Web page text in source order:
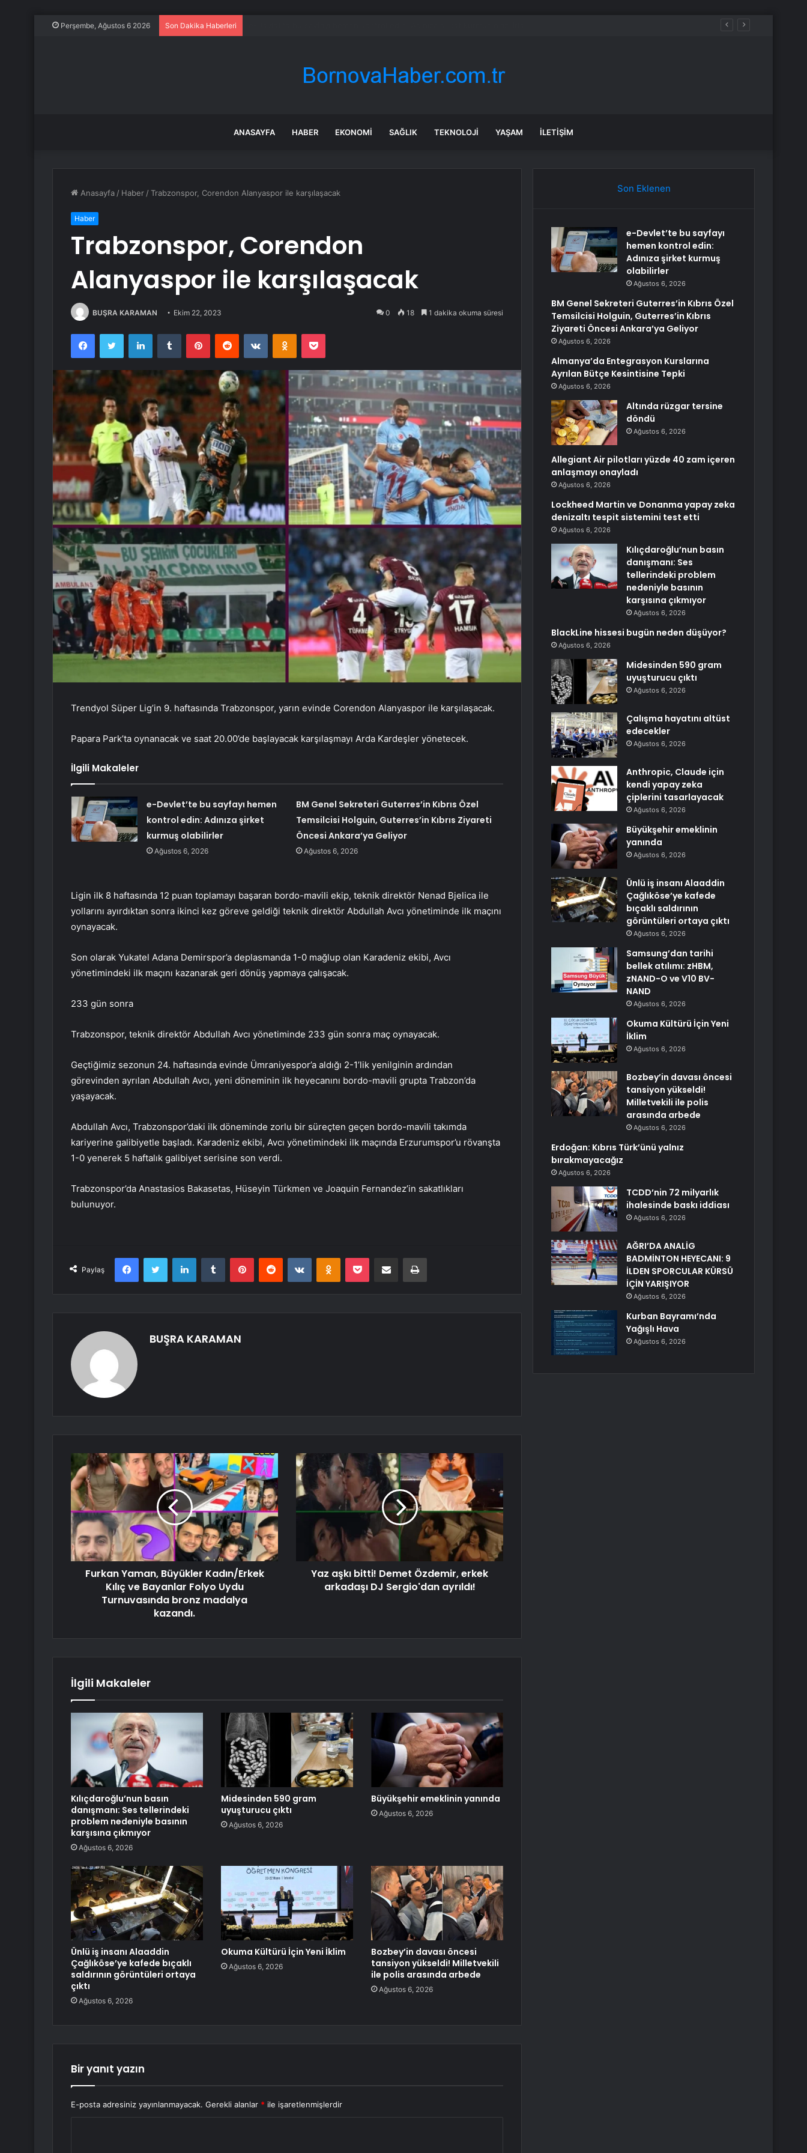
Perşembe, Ağustos 6 2026 Son Dakika Haberleri
ANASAYFA HABER EKONOMI SAĞLIK TEKNOLOJI YAŞAM İLETIŞIM
Anasayfa / Haber /Trabzonspor, Corendon Alanyaspor ile karşılaşacak
Haber
Trabzonspor, Corendon
Alanyaspor ile karşılaşacak
BUŞRA KARAMAN Ekim 22, 2023 0 18 1 dakika okuma süresi
FacebookTwitter LinkedInTumblr PinterestReddit VKontakteOdnoklassniki
Pocket
Trendyol Süper Lig’in 9. haftasında Trabzonspor, yarın evinde Corendon Alanyaspor ile karşılaşacak.
Papara Park’ta oynanacak ve saat 20.00’de başlayacak karşılaşmayı Arda Kardeşler yönetecek.
İlgili Makaleler
e-Devlet’te bu sayfayı hemen
kontrol edin: Adınıza şirket
kurmuş olabilirler
Ağustos 6, 2026
BM Genel Sekreteri Guterres’in Kıbrıs Özel
Temsilcisi Holguin, Guterres’in Kıbrıs Ziyareti
Öncesi Ankara’ya Geliyor
Ağustos 6, 2026
Ligin ilk 8 haftasında 12 puan toplamayı başaran bordo-mavili ekip, teknik direktör Nenad Bjelica ile
yollarını ayırdıktan sonra ikinci kez göreve geldiği teknik direktör Abdullah Avcı yönetiminde ilk maçını
oynayacak.
Son olarak Yukatel Adana Demirspor’a deplasmanda 1-0 mağlup olan Karadeniz ekibi, Avcı
yönetimindeki ilk maçını kazanarak geri dönüş yapmaya çalışacak.
233 gün sonra
Trabzonspor, teknik direktör Abdullah Avcı yönetiminde 233 gün sonra maç oynayacak.
Geçtiğimiz sezonun 24. haftasında evinde Ümraniyespor’a aldığı 2-1’lik yenilginin ardından
görevinden ayrılan Abdullah Avcı, yeni döneminin ilk heyecanını bordo-mavili grupta Trabzon’da
yaşayacak.
Abdullah Avcı, Trabzonspor’daki ilk döneminde zorlu bir süreçten geçen bordo-mavili takımda
kariyerine galibiyetle başladı. Karadeniz ekibi, Avcı yönetimindeki ilk maçında Erzurumspor’u rövanşta
1-0 yenerek 5 haftalık galibiyet serisine son verdi.
Trabzonspor’da Anastasios Bakasetas, Hüseyin Türkmen ve Joaquin Fernandez’in sakatlıkları
bulunuyor.
Paylaş
FacebookTwitter LinkedInTumblr PinterestReddit VKontakteOdnoklassniki
Pocket E-Posta ile paylaş Yazdır
BUŞRA KARAMAN
Furkan Yaman, Büyükler Kadın/Erkek
Kılıç ve Bayanlar Folyo Uydu
Turnuvasında bronz madalya
kazandı.
Yaz aşkı bitti! Demet Özdemir, erkek
arkadaşı DJ Sergio'dan ayrıldı!
İlgili Makaleler
Kılıçdaroğlu’nun basın
danışmanı: Ses tellerindeki
problem nedeniyle basının
karşısına çıkmıyor
Ağustos 6, 2026
Midesinden 590 gram
uyuşturucu çıktı
Ağustos 6, 2026
Büyükşehir emeklinin yanında
Ağustos 6, 2026
Ünlü iş insanı Alaaddin
Çağlıköse’ye kafede bıçaklı
saldırının görüntüleri ortaya
çıktı
Ağustos 6, 2026
Okuma Kültürü İçin Yeni İklim
Ağustos 6, 2026
Bozbey’in davası öncesi
tansiyon yükseldi! Milletvekili
ile polis arasında arbede
Ağustos 6, 2026
Bir yanıt yazın
E-posta adresiniz yayınlanmayacak. Gerekli alanlar * ile işaretlenmişlerdir
Son Eklenen
e-Devlet’te bu sayfayı
hemen kontrol edin:
Adınıza şirket kurmuş
olabilirler
Ağustos 6, 2026
BM Genel Sekreteri Guterres’in Kıbrıs Özel
Temsilcisi Holguin, Guterres’in Kıbrıs
Ziyareti Öncesi Ankara’ya Geliyor
Ağustos 6, 2026
Almanya’da Entegrasyon Kurslarına
Ayrılan Bütçe Kesintisine Tepki
Ağustos 6, 2026
Altında rüzgar tersine
döndü
Ağustos 6, 2026
Allegiant Air pilotları yüzde 40 zam içeren
anlaşmayı onayladı
Ağustos 6, 2026
Lockheed Martin ve Donanma yapay zeka
denizaltı tespit sistemini test etti
Ağustos 6, 2026
Kılıçdaroğlu’nun basın
danışmanı: Ses
tellerindeki problem
nedeniyle basının
karşısına çıkmıyor
Ağustos 6, 2026
BlackLine hissesi bugün neden düşüyor?
Ağustos 6, 2026
Midesinden 590 gram
uyuşturucu çıktı
Ağustos 6, 2026
Çalışma hayatını altüst
edecekler
Ağustos 6, 2026
Anthropic, Claude için
kendi yapay zeka
çiplerini tasarlayacak
Ağustos 6, 2026
Büyükşehir emeklinin
yanında
Ağustos 6, 2026
Ünlü iş insanı Alaaddin
Çağlıköse’ye kafede
bıçaklı saldırının
görüntüleri ortaya çıktı
Ağustos 6, 2026
Samsung’dan tarihi
bellek atılımı: zHBM,
zNAND-O ve V10 BV-
NAND
Ağustos 6, 2026
Okuma Kültürü İçin Yeni
İklim
Ağustos 6, 2026
Bozbey’in davası öncesi
tansiyon yükseldi!
Milletvekili ile polis
arasında arbede
Ağustos 6, 2026
Erdoğan: Kıbrıs Türk’ünü yalnız
bırakmayacağız
Ağustos 6, 2026
TCDD’nin 72 milyarlık
ihalesinde baskı iddiası
Ağustos 6, 2026
AĞRI’DA ANALİG
BADMİNTON HEYECANI: 9
İLDEN SPORCULAR KÜRSÜ
İÇİN YARIŞIYOR
Ağustos 6, 2026
Kurban Bayramı’nda
Yağışlı Hava
Ağustos 6, 2026